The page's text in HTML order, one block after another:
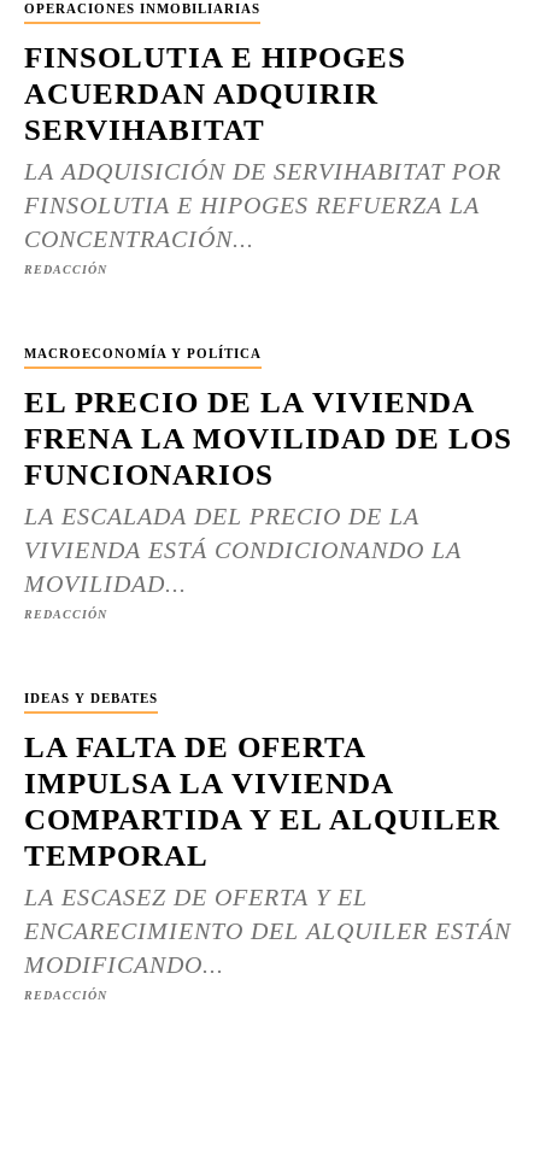
OPERACIONES INMOBILIARIAS
FINSOLUTIA E HIPOGES
ACUERDAN ADQUIRIR
SERVIHABITAT
LA ADQUISICIÓN DE SERVIHABITAT POR
FINSOLUTIA E HIPOGES REFUERZA LA
CONCENTRACIÓN...
REDACCIÓN
MACROECONOMÍA Y POLÍTICA
EL PRECIO DE LA VIVIENDA
FRENA LA MOVILIDAD DE LOS
FUNCIONARIOS
LA ESCALADA DEL PRECIO DE LA
VIVIENDA ESTÁ CONDICIONANDO LA
MOVILIDAD...
REDACCIÓN
IDEAS Y DEBATES
LA FALTA DE OFERTA
IMPULSA LA VIVIENDA
COMPARTIDA Y EL ALQUILER
TEMPORAL
LA ESCASEZ DE OFERTA Y EL
ENCARECIMIENTO DEL ALQUILER ESTÁN
MODIFICANDO...
REDACCIÓN